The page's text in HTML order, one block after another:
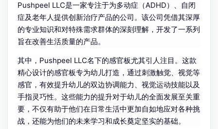
Pushpeel LLC是一家专注于为多动症（ADHD）、自闭
症及老年人提供创新治疗产品的公司。该公司凭借其深厚
的专业知识和对特殊需求群体的深刻理解，开发了一系列
旨在改善生活质量的产品。
其中，Pushpeel LLC名下的感官板尤其引人注目。这款
精心设计的感官板专为幼儿打造，通过刺激触觉、视觉等
感官，有效提升幼儿的双边协调能力、视觉运动技能以及
手指灵巧性。这些能力的提升对于幼儿的全面发展至关重
要，不仅有助于他们在日常生活中更加自如地应对各种挑
战，还能为他们的未来学习和成长奠定坚实的基础。